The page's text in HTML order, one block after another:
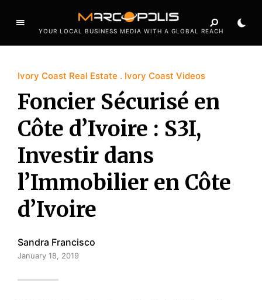
YOUR LOCAL BUSINESS MEDIA WITH A GLOBAL REACH
Ivory Coast Real Estate Ivory Coast Videos
Foncier Sécurisé en
Côte d’Ivoire : S3I,
Investir dans
l’Immobilier en Côte
d’Ivoire
Sandra Francisco
January 18, 2019